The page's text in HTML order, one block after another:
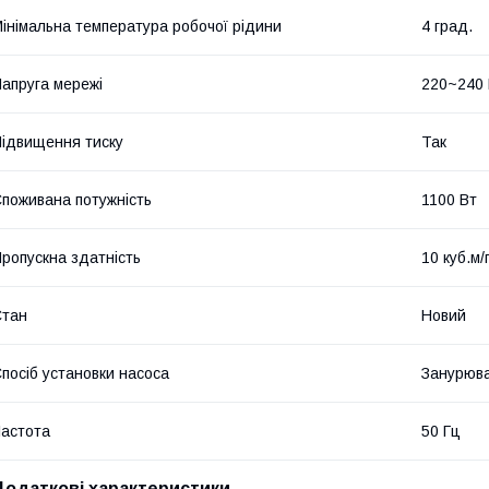
температура робочої рідини 4 град.
мережі 220~240
тиску Так
потужність 1100 Вт
здатність 10 куб.м/
Новий
установки насоса
50 Гц